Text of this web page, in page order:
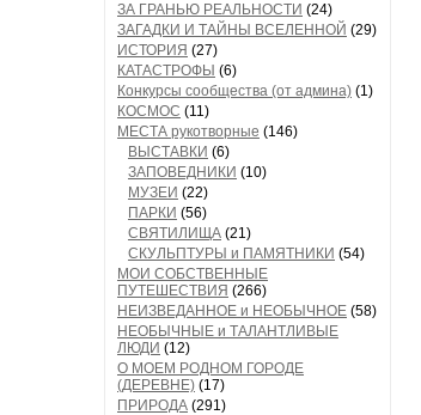
ЗА ГРАНЬЮ РЕАЛЬНОСТИ (24)
ЗАГАДКИ И ТАЙНЫ ВСЕЛЕННОЙ (29)
ИСТОРИЯ (27)
КАТАСТРОФЫ (6)
Конкурсы сообщества (от админа) (1)
КОСМОС (11)
МЕСТА рукотворные (146)
ВЫСТАВКИ (6)
ЗАПОВЕДНИКИ (10)
МУЗЕИ (22)
ПАРКИ (56)
СВЯТИЛИЩА (21)
СКУЛЬПТУРЫ и ПАМЯТНИКИ (54)
МОИ СОБСТВЕННЫЕ
ПУТЕШЕСТВИЯ (266)
НЕИЗВЕДАННОЕ и НЕОБЫЧНОЕ (58)
НЕОБЫЧНЫЕ и ТАЛАНТЛИВЫЕ
ЛЮДИ (12)
О МОЕМ РОДНОМ ГОРОДЕ
(ДЕРЕВНЕ) (17)
ПРИРОДА (291)